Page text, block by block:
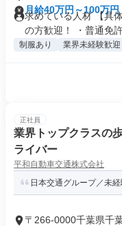
月給40万円～100万円
求めている人材 【具
の方歓迎！ ・普通免許
制服あり 業界未経験歓迎
正社員
業界トップクラスの
ライバー
平和自動車交通株式会社
日本交通グループ／未
〒266-0000千葉県千